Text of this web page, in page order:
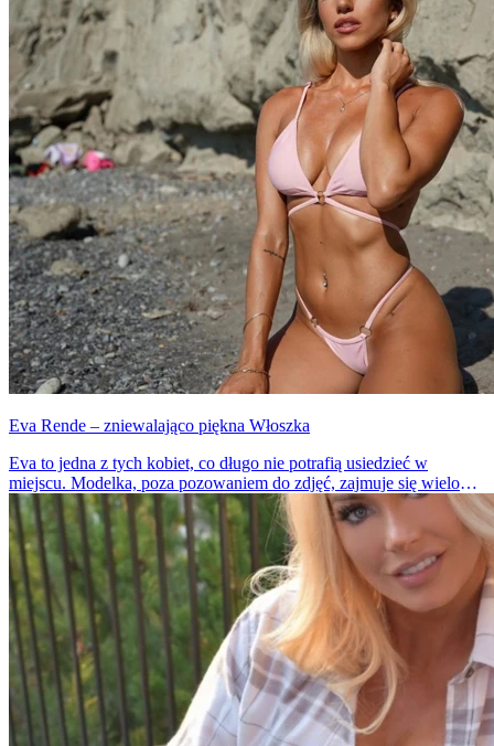
Eva Rende – zniewalająco piękna Włoszka
Eva to jedna z tych kobiet, co długo nie potrafią usiedzieć w
miejscu. Modelka, poza pozowaniem do zdjęć, zajmuje się wieloma
kreatywnymi projektami. Jak za nią nadążyć?